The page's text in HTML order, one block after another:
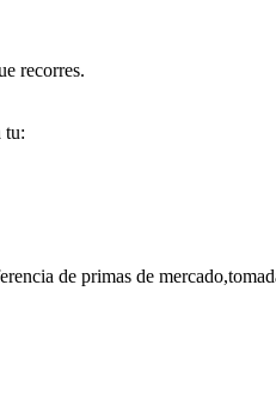
recorres.
tu:
de primas de